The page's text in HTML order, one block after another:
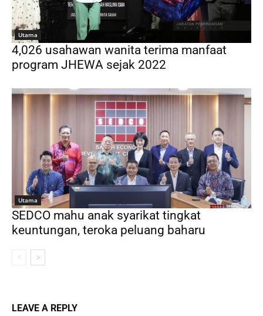
Utama
4,026 usahawan wanita terima manfaat
program JHEWA sejak 2022
Utama
SEDCO mahu anak syarikat tingkat
keuntungan, teroka peluang baharu
LEAVE A REPLY